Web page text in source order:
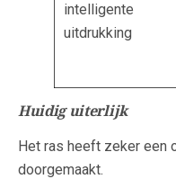
intelligente
uitdrukking
Huidig uiterlijk
Het ras heeft zeker een
doorgemaakt.